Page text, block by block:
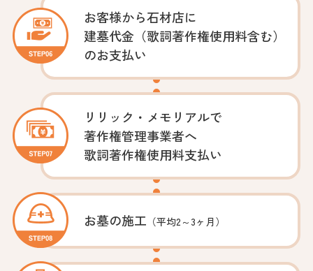
お客様から石材店に
建墓代金（歌詞著作権使用料含む）
のお支払い
リリック・メモリアルで
著作権管理事業者へ
歌詞著作権使用料支払い
お墓の施工 （平均2～3ヶ月）